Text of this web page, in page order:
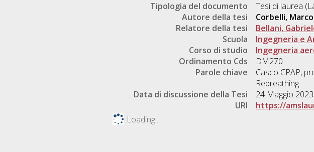
Tipologia del documento
Tesi di laurea
Autore della tesi
Corbelli, Marco
Relatore della tesi
Bellani,
Scuola
Ingegneria e
Corso di studio
Ingegneria
Ordinamento Cds
DM270
Parole chiave
Casco CPAP,
Rebreathing
Data di discussione della Tesi
24 Maggio 2023
URI
https://
Loading...